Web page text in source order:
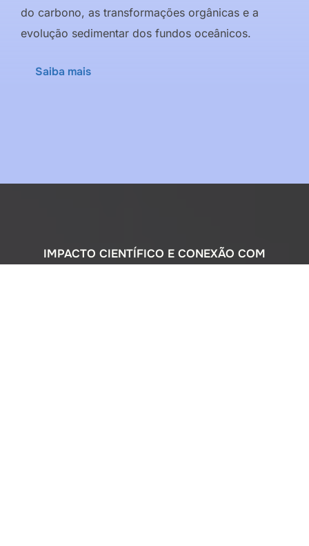
do carbono, as transformações orgânicas e a
evolução sedimentar dos fundos oceânicos.
Saiba mais
IMPACTO CIENTÍFICO E CONEXÃO COM